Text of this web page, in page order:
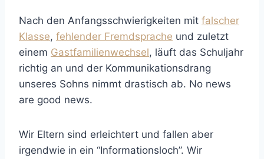
Nach den Anfangsschwierigkeiten mit falscher
Klasse, fehlender Fremdsprache und zuletzt
einem Gastfamilienwechsel, läuft das Schuljahr
richtig an und der Kommunikationsdrang
unseres Sohns nimmt drastisch ab. No news
are good news.
Wir Eltern sind erleichtert und fallen aber
irgendwie in ein “Informationsloch”. Wir